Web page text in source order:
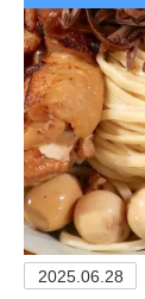
2025.06.28